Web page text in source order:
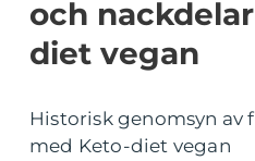
och
diet vegan
Historisk genomsyn av
med Keto-diet vegan